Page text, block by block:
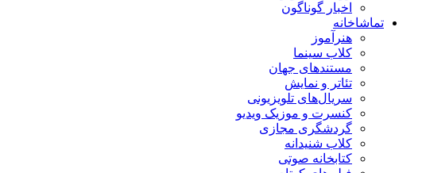
اخبار گوناگون
تماشاخانه
هنرآموز
کلاب سینما
مستندهای جهان
تئاتر و نمایش
سریال‌های تلویزیونی
کنسرت و موزیک ویدیو
گردشگری مجازی
کلاب شنیدانه
کتابخانه صوتی